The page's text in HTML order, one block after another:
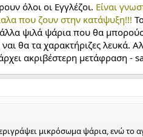
όλοι οι Εγγλέζοι. Είναι
που ζουν στην κατάψυξη!!!
ψιλά ψάρια που θα
θα τα χαρακτήριζες λευκά.
ακριβέστερη μετάφραση -
μικρόσωμα ψάρια, ενώ το